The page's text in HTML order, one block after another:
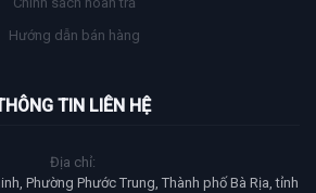
Hướng dẫn bán hàng
TIN LIÊN HỆ
Địa chỉ:
Phường Phước Trung, Thành phố Bà Rịa, tỉnh